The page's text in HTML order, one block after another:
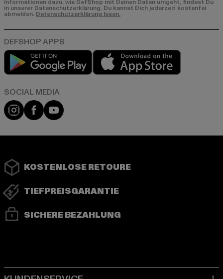
Informationen dazu, wie DefShop mit Deinen Daten umgeht, findest Du
in unserer Datenschutzerklärung. Du kannst Dich jederzeit kostenfei
abmelden. Datenschutzerklärung lesen.
Play market
Instagram
FacebookYouTube
KOSTENLOSE RETOURE
TIEFPREISGARANTIE
SICHERE BEZAHLUNG